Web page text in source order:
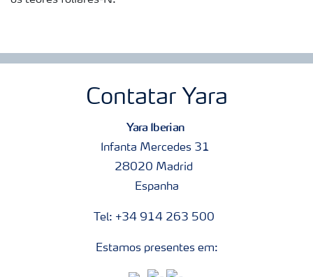
Contatar Yara
Yara Iberian
Infanta Mercedes 31
28020 Madrid
Espanha
Tel: +34 914 263 500
Estamos presentes em: